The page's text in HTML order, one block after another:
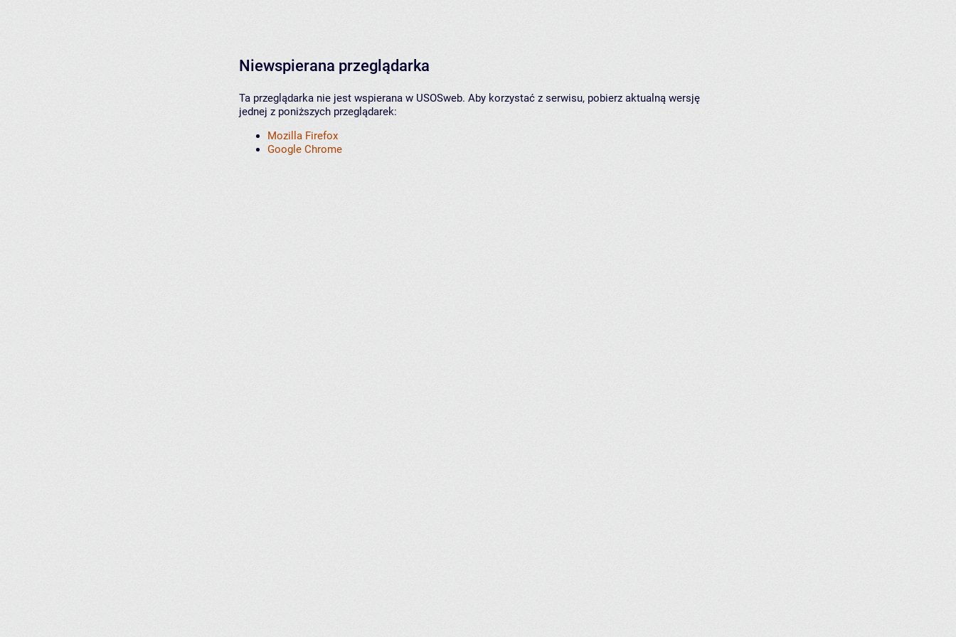
Niewspierana przeglądarka
Ta przeglądarka nie jest wspierana w USOSweb. Aby korzystać z serwisu, pobierz aktualną wersję
jednej z poniższych przeglądarek:
Mozilla Firefox
Google Chrome